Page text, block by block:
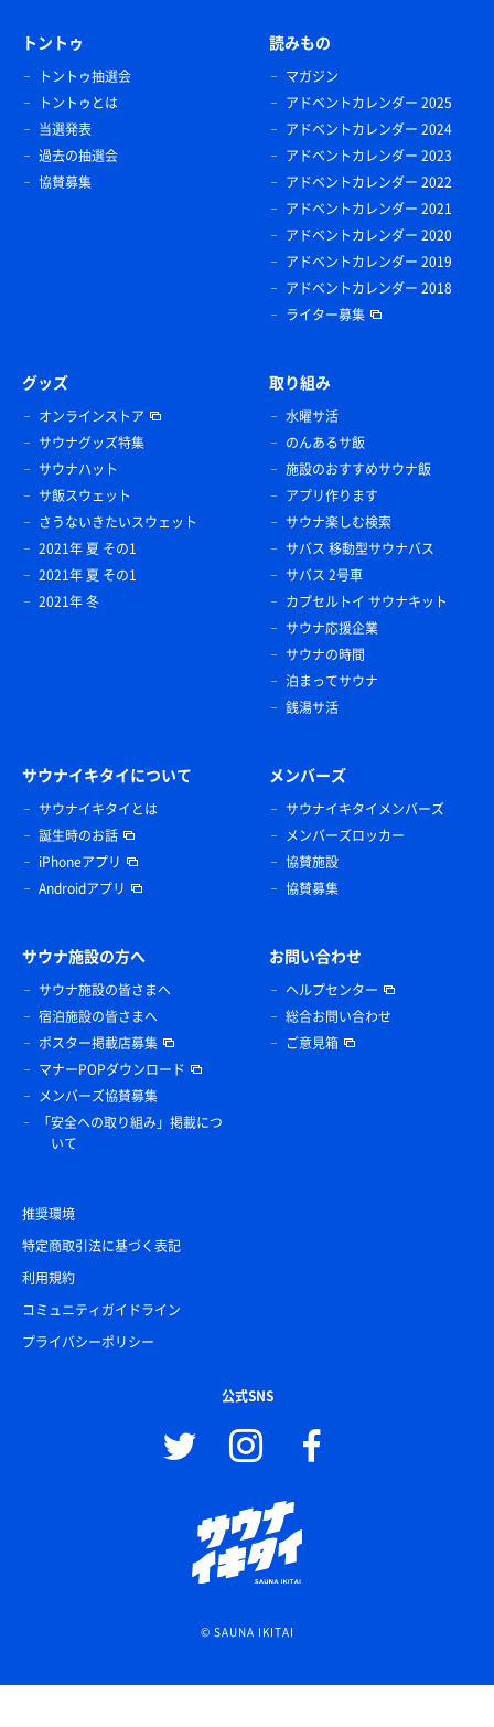
トントゥ
トントゥ抽選会
トントゥとは
当選発表
過去の抽選会
協賛募集
読みもの
マガジン
アドベントカレンダー 2025
アドベントカレンダー 2024
アドベントカレンダー 2023
アドベントカレンダー 2022
アドベントカレンダー 2021
アドベントカレンダー 2020
アドベントカレンダー 2019
アドベントカレンダー 2018
ライター募集
グッズ
オンラインストア
サウナグッズ特集
サウナハット
サ飯スウェット
さうないきたいスウェット
2021年 夏 その1
2021年 夏 その1
2021年 冬
取り組み
水曜サ活
のんあるサ飯
施設のおすすめサウナ飯
アプリ作ります
サウナ楽しむ検索
サバス 移動型サウナバス
サバス 2号車
カプセルトイ サウナキット
サウナ応援企業
サウナの時間
泊まってサウナ
銭湯サ活
サウナイキタイについて
サウナイキタイとは
誕生時のお話
iPhoneアプリ
Androidアプリ
メンバーズ
サウナイキタイメンバーズ
メンバーズロッカー
協賛施設
協賛募集
サウナ施設の方へ
サウナ施設の皆さまへ
宿泊施設の皆さまへ
ポスター掲載店募集
マナーPOPダウンロード
メンバーズ協賛募集
「安全への取り組み」掲載につ
いて
お問い合わせ
ヘルプセンター
総合お問い合わせ
ご意見箱
推奨環境
特定商取引法に基づく表記
利用規約
コミュニティガイドライン
プライバシーポリシー
公式SNS
© SAUNA IKITAI